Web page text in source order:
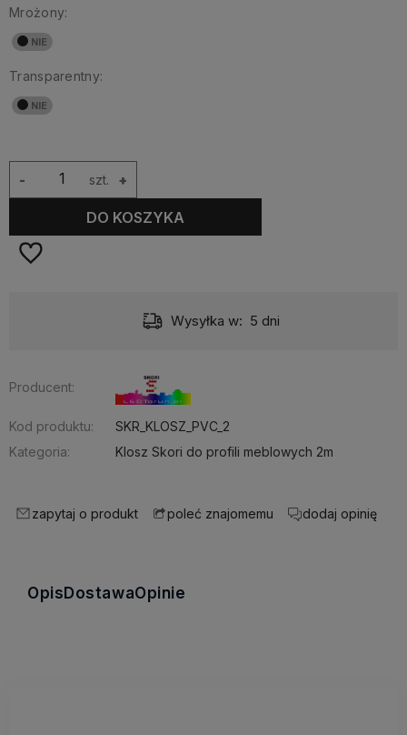
Mrożony:
Transparentny:
szt. +
-
DO KOSZYKA
Wysyłka w: 5 dni
Producent:
Kod produktu:
SKR_KLOSZ_PVC_2
Kategoria:
Klosz Skori do profili meblowych 2m
zapytaj o produkt poleć znajomemu dodaj opinię
OpisDostawaOpinie